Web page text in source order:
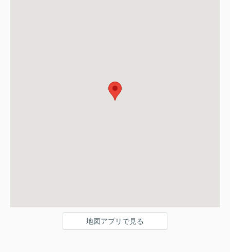
地図アプリで見る